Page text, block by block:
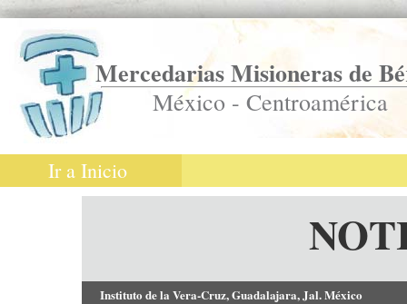
Mercedarias Misioneras de
México - Centroamérica
Ir a Inicio
Instituto de la Vera-Cruz, Guadalajara, Jal. México